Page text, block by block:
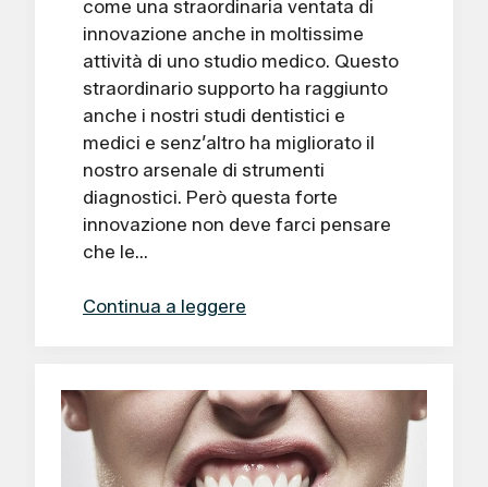
come una straordinaria ventata di
innovazione anche in moltissime
attività di uno studio medico. Questo
straordinario supporto ha raggiunto
anche i nostri studi dentistici e
medici e senz’altro ha migliorato il
nostro arsenale di strumenti
diagnostici. Però questa forte
innovazione non deve farci pensare
che le…
Continua a leggere